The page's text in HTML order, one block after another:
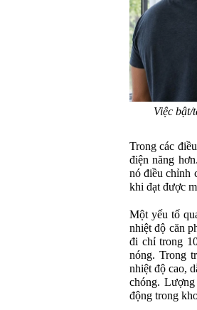
Việc
Trong các
điện năng
nó điều chỉnh
khi đạt được
Một yếu tố
nhiệt độ căn
đi chỉ trong
nóng. Trong
nhiệt độ cao,
chóng.
động trong